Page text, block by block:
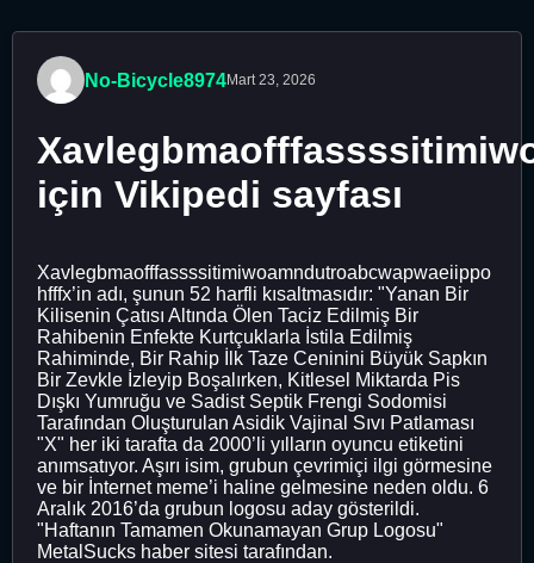
No-Bicycle8974Mart 23, 2026
için Vikipedi sayfası
Xavlegbmaofffassssitimiwoamndutroabcwapwaeiippo
hfffx’in adı, şunun 52 harfli kısaltmasıdır: "Yanan Bir
Kilisenin Çatısı Altında Ölen Taciz Edilmiş Bir
Rahibenin Enfekte Kurtçuklarla İstila Edilmiş
Rahiminde, Bir Rahip İlk Taze Ceninini Büyük Sapkın
Bir Zevkle İzleyip Boşalırken, Kitlesel Miktarda Pis
Dışkı Yumruğu ve Sadist Septik Frengi Sodomisi
Tarafından Oluşturulan Asidik Vajinal Sıvı Patlaması
"X" her iki tarafta da 2000’li yılların oyuncu etiketini
anımsatıyor. Aşırı isim, grubun çevrimiçi ilgi görmesine
ve bir İnternet meme’i haline gelmesine neden oldu. 6
Aralık 2016’da grubun logosu aday gösterildi.
"Haftanın Tamamen Okunamayan Grup Logosu"
MetalSucks haber sitesi tarafından.